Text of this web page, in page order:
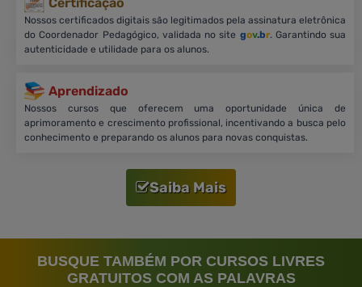
Nossos certificados digitais são legitimados pela assinatura eletrônica
do Coordenador Pedagógico, validada no site gov.br. Garantindo sua
autenticidade e utilidade para os alunos.
Aprendizado
Nossos cursos que oferecem uma oportunidade única de
aprimoramento e crescimento profissional, incentivando a busca pelo
conhecimento e preparando os alunos para novas conquistas.
Saiba Mais
BUSQUE TAMBÉM POR CURSOS LIVRES
GRATUITOS COM AS PALAVRAS